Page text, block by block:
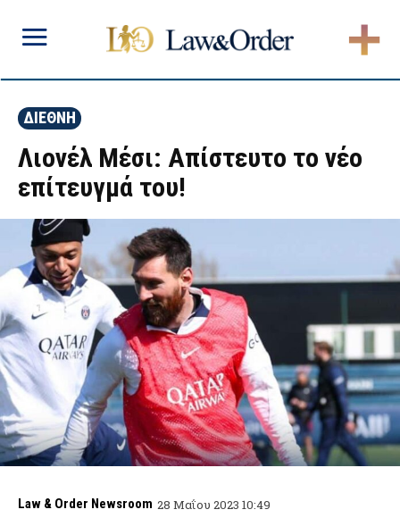
ΔΙΕΘΝΗ
Λιονέλ Μέσι: Απίστευτο το νέο
επίτευγμά του!
Law & Order Newsroom 28 Μαΐου 2023 10:49